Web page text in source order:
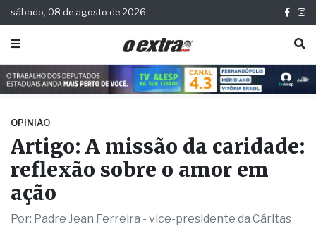
sábado, 08 de agosto de 2026
OPINIÃO
Artigo: A missão da caridade:
reflexão sobre o amor em
ação